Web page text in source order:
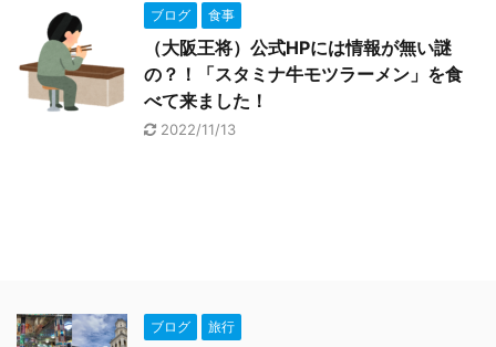
ブログ 食事
（大阪王将）公式HPには情報が無い謎
の？！「スタミナ牛モツラーメン」を食
べて来ました！
2022/11/13
ブログ 旅行